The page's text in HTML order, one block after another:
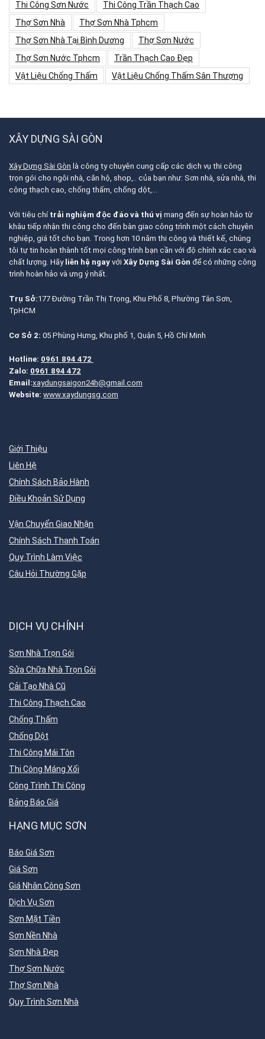
Thi Công Sơn Nước
Thi Công Trần Thạch Cao
Thợ Sơn Nhà
Thợ Sơn Nhà Tphcm
Thợ Sơn Nhà Tại Bình Dương
Thợ Sơn Nước
Thợ Sơn Nước Tphcm
Trần Thạch Cao Đẹp
Vật Liệu Chống Thấm
Vật Liệu Chống Thấm Sân Thượng
XÂY DỰNG SÀI GÒN
Xây Dựng Sài Gòn là công ty chuyên cung cấp các dịch vụ thi công
trọn gói cho ngôi nhà, căn hộ, shop,.. của bạn như: Sơn nhà, sửa nhà, thi
công thạch cao, chống thấm, chống dột,…
Với tiêu chí trải nghiệm độc đáo và thú vị mang đến sự hoàn hảo từ
khâu tiếp nhận thi công cho đến bàn giao công trình một cách chuyên
nghiệp, giá tốt cho bạn. Trong hơn 10 năm thi công và thiết kế, chúng
tôi tự tin hoàn thành tốt mọi công trình bạn cần với độ chính xác cao và
chất lượng. Hãy liên hệ ngay với Xây Dựng Sài Gòn để có những công
trình hoàn hảo và ưng ý nhất.
Trụ Sở:177 Đường Trần Thị Trọng, Khu Phố 8, Phường Tân Sơn,
TpHCM
Cơ Sở 2: 05 Phùng Hưng, Khu phố 1, Quận 5, Hồ Chí Minh
Hotline: 0961 894 472
Zalo: 0961 894 472
Email:xaydungsaigon24h@gmail.com
Website: www.xaydungsg.com
Giới Thiệu
Liên Hệ
Chính Sách Bảo Hành
Điều Khoản Sử Dụng
Vận Chuyển Giao Nhận
Chính Sách Thanh Toán
Quy Trình Làm Việc
Câu Hỏi Thường Gặp
DỊCH VỤ CHÍNH
Sơn Nhà Trọn Gói
Sửa Chữa Nhà Trọn Gói
Cải Tạo Nhà Cũ
Thi Công Thạch Cao
Chống Thấm
Chống Dột
Thi Công Mái Tôn
Thi Công Máng Xối
Công Trình Thi Công
Bảng Báo Giá
HẠNG MỤC SƠN
Báo Giá Sơn
Giá Sơn
Giá Nhân Công Sơn
Dịch Vụ Sơn
Sơn Mặt Tiền
Sơn Nền Nhà
Sơn Nhà Đẹp
Thợ Sơn Nước
Thợ Sơn Nhà
Quy Trình Sơn Nhà